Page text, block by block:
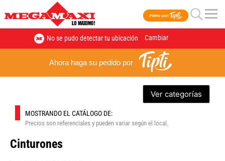
No se pudo detectar tu ubicación Cambiar
Ahora haga su pedido por
Ver categorías
MOSTRANDO EL CATÁLOGO DE:
Precios son referenciales y pueden variar según el local.
Cinturones